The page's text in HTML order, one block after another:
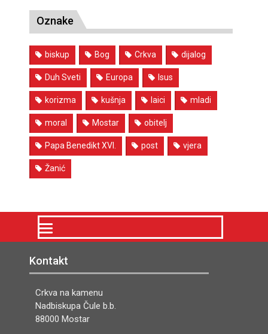
Oznake
biskup Bog Crkva dijalog
Duh Sveti Europa Isus
korizma kušnja laici mladi
moral Mostar obitelj
Papa Benedikt XVI. post vjera
Žanić
Kontakt
Crkva na kamenu
Nadbiskupa Čule b.b.
88000 Mostar